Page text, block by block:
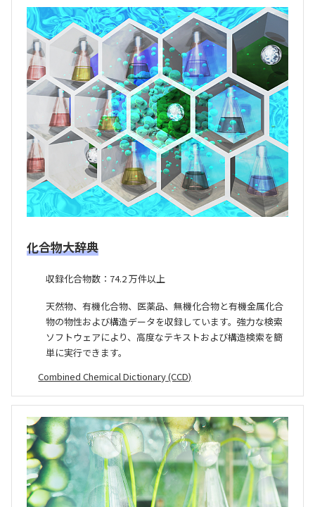
化合物大辞典
収録化合物数：74.2 万件以上
天然物、有機化合物、医薬品、無機化合物と有機金属化合
物の物性および構造データを収録しています。強力な検索
ソフトウェアにより、高度なテキストおよび構造検索を簡
単に実行できます。
Combined Chemical Dictionary (CCD)